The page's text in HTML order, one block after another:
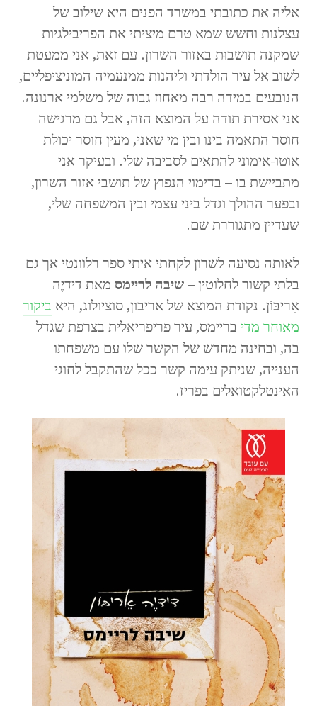
אליה את כתובתי במשרד הפנים היא שילוב של
עצלנות וחשש שמא טרם מיציתי את הפריבילגיות
שמקנה תושבוּת באזור השרון. עם זאת, אני ממעטת
לשוב אל עיר הולדתי וליהנות ממנעמיה המוניציפליים,
הנובעים במידה רבה מאחוז גבוה של משלמי ארנונה.
אני אסירת תודה על המוצא הזה, אבל גם מרגישה
חוסר התאמה בינו ובין מי שאני, מעין חוסר יכולת
אוטו-אימוני להתאים לסביבה שלי. ובעיקר אני
מתביישת בו – בדימוי הנפוץ של תושבי אזור השרון,
ובפער ההולך וגדל ביני עצמי ובין המשפחה שלי,
שעדיין מתגוררת שם.
לאותה נסיעה לשרון לקחתי איתי ספר רלוונטי אך גם
בלתי קשור לחלוטין – שיבה לריימס מאת דידיֶה
אֵריבּוֹן. נקודת המוצא של אריבון, סוציולוג, היא ביקור
מאוחר מדי בריימס, עיר פריפריאלית בצרפת שגדל
בה, ובחינה מחדש של הקשר שלו עם משפחתו
הענייה, שניתק עימה קשר ככל שהתקבל לחוגי
האינטלקטואלים בפריז.